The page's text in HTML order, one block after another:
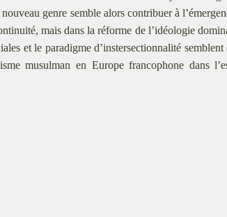
genre semble alors contribuer à
mais dans la réforme de l’idéologie
et le paradigme d’instersectionnalité
musulman en Europe francophone dans